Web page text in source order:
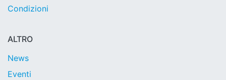
Condizioni
ALTRO
News
Eventi